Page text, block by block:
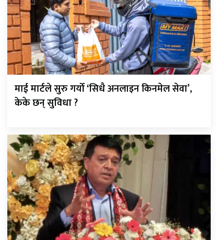
माई मार्टले सुरु गर्यो ‘सिधै अनलाइन किनमेल सेवा’,
केके छन् सुविधा ?